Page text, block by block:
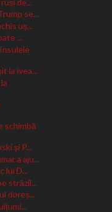
de...
se...
uș...
...
la ivea...
schimbă
și P...
a aju...
lui D...
străzil...
doreș...